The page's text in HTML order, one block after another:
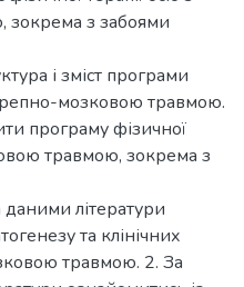
з забоями
і зміст програми
мозковою травмою.
програму фізичної
травмою, зокрема з
літератури
та клінічних
травмою. 2. За